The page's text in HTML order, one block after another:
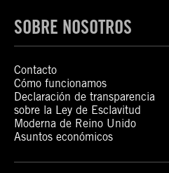
SOBRE NOSOTROS
Contacto
Cómo funcionamos
Declaración de transparencia
sobre la Ley de Esclavitud
Moderna de Reino Unido
Asuntos económicos